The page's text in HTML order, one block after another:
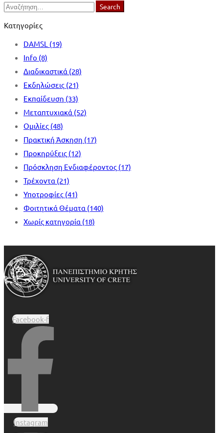
Search
Search
Κατηγορίες
DAMSL (19)
Info (8)
Διαδικαστικά (28)
Εκδηλώσεις (21)
Εκπαίδευση (33)
Μεταπτυχιακά (52)
Ομιλίες (48)
Πρακτική Άσκηση (17)
Προκηρύξεις (12)
Πρόσκληση Ενδιαφέροντος (17)
Τρέχοντα (21)
Υποτροφίες (41)
Φοιτητικά Θέματα (140)
Χωρίς κατηγορία (18)
Facebook-f
Instagram